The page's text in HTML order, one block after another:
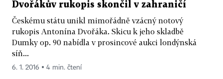
Dvořákův rukopis skončil v zahraničí
Českému státu unikl mimořádně vzácný notový
rukopis Antonína Dvořáka. Skicu k jeho skladbě
Dumky op. 90 nabídla v prosincové aukci londýnská
síň...
6. 1. 2016 ▪ 4 min. čtení